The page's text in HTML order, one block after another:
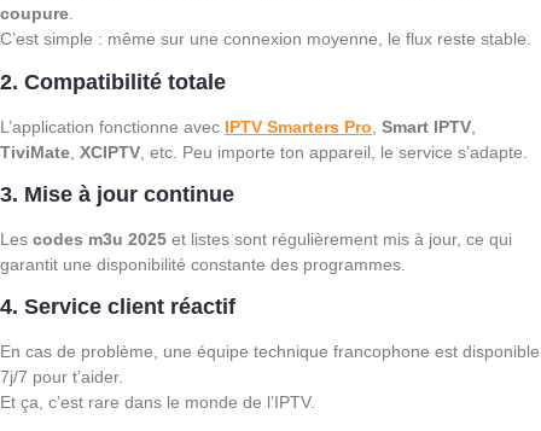
coupure
C’est simple : même sur une connexion moyenne, le flux reste stable.
2. Compatibilité totale
L’application fonctionne avec IPTV Smarters Pro Smart IPTV
TiviMate XCIPTV , etc. Peu importe ton appareil, le service s’adapte.
3. Mise à jour continue
Les codes m3u 2025 et listes sont régulièrement mis à jour, ce qui
garantit une disponibilité constante des programmes.
4. Service client réactif
En cas de problème, une équipe technique francophone est disponible
7j/7 pour t’aider.
Et ça, c’est rare dans le monde de l’IPTV.